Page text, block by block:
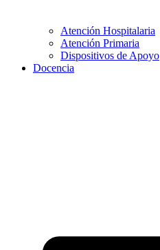
Atención Hospitalaria
Atención Primaria
Dispositivos de Apoyo
Docencia